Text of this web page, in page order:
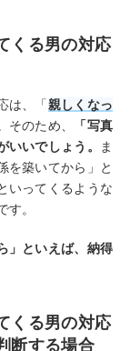
くる男の対応
は、「親しくなっ
そのため、
「写真
いでしょう。
ま
を築いてから」と
いってくるような
。
」といえば、納得
くる男の対応
断する場合